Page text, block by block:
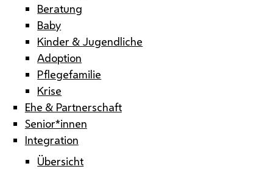
Beratung
Baby
Kinder & Jugendliche
Adoption
Pflegefamilie
Krise
Ehe & Partnerschaft
Senior*innen
Integration
Übersicht